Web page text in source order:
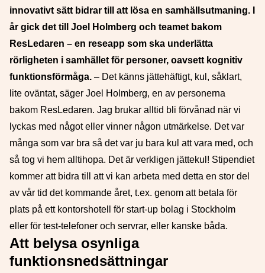
innovativt sätt bidrar till att lösa en samhällsutmaning. I
år gick det till Joel Holmberg och teamet bakom
ResLedaren – en reseapp som ska underlätta
rörligheten i samhället för personer, oavsett kognitiv
funktionsförmåga. – Det känns jättehäftigt, kul, såklart,
lite oväntat, säger Joel Holmberg, en av personerna
bakom ResLedaren. Jag brukar alltid bli förvånad när vi
lyckas med något eller vinner någon utmärkelse. Det var
många som var bra så det var ju bara kul att vara med, och
så tog vi hem alltihopa. Det är verkligen jättekul! Stipendiet
kommer att bidra till att vi kan arbeta med detta en stor del
av vår tid det kommande året, t.ex. genom att betala för
plats på ett kontorshotell för start-up bolag i Stockholm
eller för test-telefoner och servrar, eller kanske båda.
Att belysa osynliga
funktionsnedsättningar